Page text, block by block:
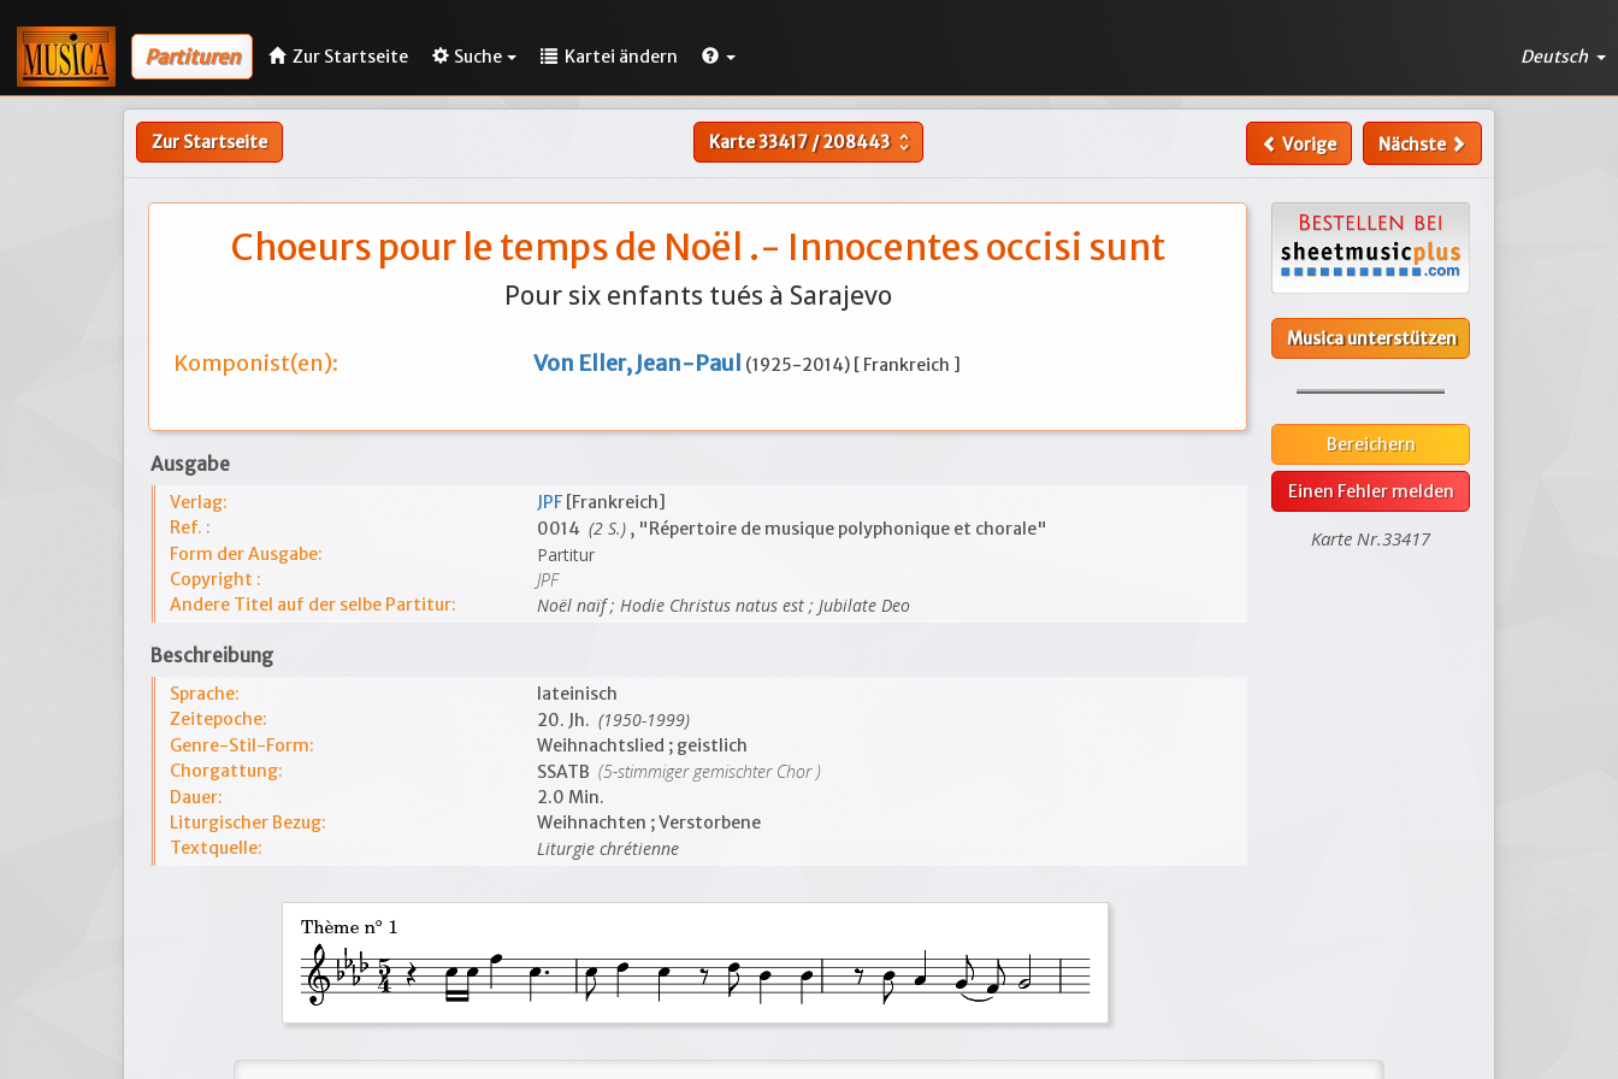
Partituren Zur Startseite Suche Kartei ändern Deutsch
Zur Startseite Karte33417/208443 unfold_more Vorige Nächste
Choeurs pour le temps de Noël .- Innocentes occisi sunt
Pour six enfants tués à Sarajevo
Komponist(en): Von Eller, Jean-Paul (1925-2014) [ Frankreich ]
Ausgabe
Verlag: JPF [Frankreich]
Ref. :
0014 (2 S.) , "Répertoire de musique polyphonique et chorale"
Form der Ausgabe:
Partitur
Copyright : JPF
Andere Titel auf der selbe Partitur: Noël naïf ; Hodie Christus natus est ; Jubilate Deo
Beschreibung
Sprache:
lateinisch
Zeitepoche:
20. Jh. (1950-1999)
Genre-Stil-Form:
Weihnachtslied ; geistlich
Chorgattung:
SSATB (5-stimmiger gemischter Chor )
Dauer:
2.0 Min.
Liturgischer Bezug:
Weihnachten ; Verstorbene
Textquelle:
Liturgie chrétienne
Musica unterstützen
Bereichern
Einen Fehler melden
Karte Nr.33417